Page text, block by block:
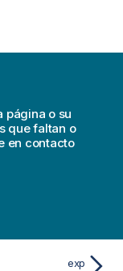
página o su
que faltan o
en contacto
exp